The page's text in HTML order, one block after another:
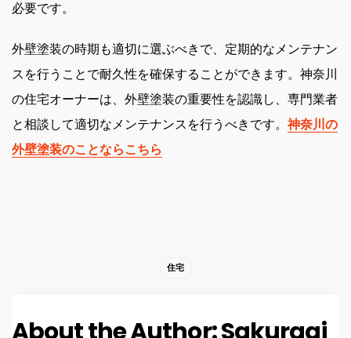
必要です。
外壁塗装の時期も適切に選ぶべきで、定期的なメンテナン
スを行うことで耐久性を確保することができます。神奈川
の住宅オーナーは、外壁塗装の重要性を認識し、専門業者
と相談して適切なメンテナンスを行うべきです。 神奈川の
外壁塗装のことならこちら
住宅